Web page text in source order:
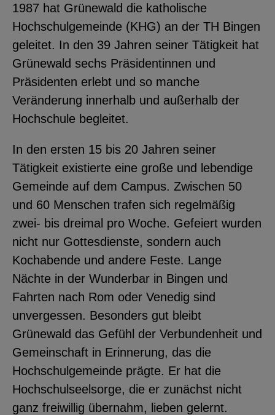
1987 hat Grünewald die katholische
Hochschulgemeinde (KHG) an der TH Bingen
geleitet. In den 39 Jahren seiner Tätigkeit hat
Grünewald sechs Präsidentinnen und
Präsidenten erlebt und so manche
Veränderung innerhalb und außerhalb der
Hochschule begleitet.
In den ersten 15 bis 20 Jahren seiner
Tätigkeit existierte eine große und lebendige
Gemeinde auf dem Campus. Zwischen 50
und 60 Menschen trafen sich regelmäßig
zwei- bis dreimal pro Woche. Gefeiert wurden
nicht nur Gottesdienste, sondern auch
Kochabende und andere Feste. Lange
Nächte in der Wunderbar in Bingen und
Fahrten nach Rom oder Venedig sind
unvergessen. Besonders gut bleibt
Grünewald das Gefühl der Verbundenheit und
Gemeinschaft in Erinnerung, das die
Hochschulgemeinde prägte. Er hat die
Hochschulseelsorge, die er zunächst nicht
ganz freiwillig übernahm, lieben gelernt.
EXTERNE MEDIEN
Seitenspezifische Erfassung von
Benutzerdaten durch
Drittanbieter, bspw. über das
Einbinden externer Videos,
Standortdaten oder
Stellenanzeigen.
YouTube
ChatBot